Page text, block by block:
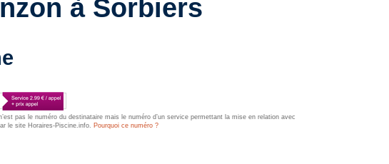
à Sorbiers
pas le numéro du destinataire mais le numéro d’un service permettant la mise en relation avec
le site Horaires-Piscine.info. Pourquoi ce numéro ?